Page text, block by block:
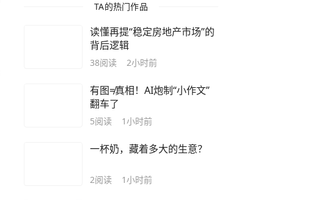
TA的热门作品
读懂再提“稳定房地产市场”的
背后逻辑
38阅读 2小时前
有图≠真相！AI炮制“小作文”
翻车了
5阅读 1小时前
一杯奶，藏着多大的生意？
2阅读 1小时前